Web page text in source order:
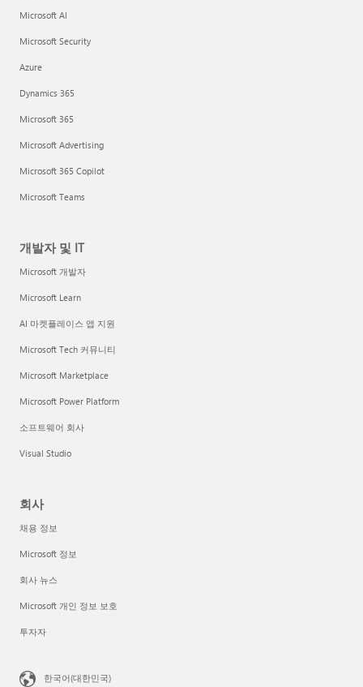
Microsoft AI
Microsoft Security
Azure
Dynamics 365
Microsoft 365
Microsoft Advertising
Microsoft 365 Copilot
Microsoft Teams
개발자 및 IT
Microsoft 개발자
Microsoft Learn
AI 마켓플레이스 앱 지원
Microsoft Tech 커뮤니티
Microsoft Marketplace
Microsoft Power Platform
소프트웨어 회사
Visual Studio
회사
채용 정보
Microsoft 정보
회사 뉴스
Microsoft 개인 정보 보호
투자자
한국어(대한민국)